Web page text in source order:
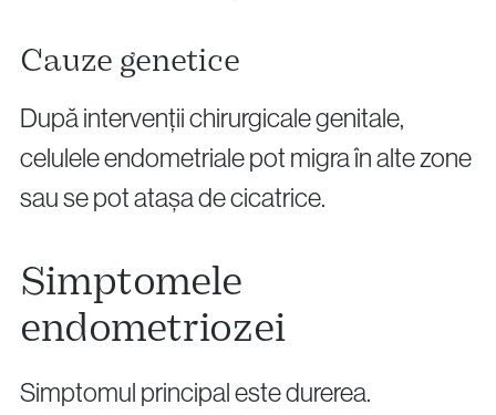
Cauze genetice
După intervenții chirurgicale genitale,
celulele endometriale pot migra în alte zone
sau se pot atașa de cicatrice.
Simptomele
endometriozei
Simptomul principal este durerea.